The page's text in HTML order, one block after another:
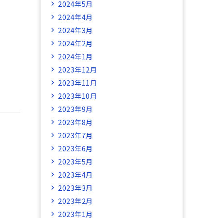
2024年5月
2024年4月
2024年3月
2024年2月
2024年1月
2023年12月
2023年11月
2023年10月
2023年9月
2023年8月
2023年7月
2023年6月
2023年5月
2023年4月
2023年3月
2023年2月
2023年1月